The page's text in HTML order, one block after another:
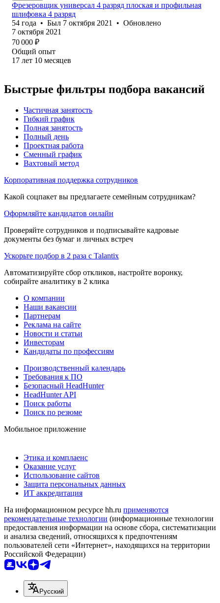
Фрезеровщик универсал 4 разряд плоская и профильная
шлифовка 4 разряд
54 года • Был 7 октября 2021 • Обновлено
7 октября 2021
70 000 ₽
Общий опыт
17 лет 10 месяцев
Быстрые фильтры подбора вакансий
Частичная занятость
Гибкий график
Полная занятость
Полный день
Проектная работа
Сменный график
Вахтовый метод
Корпоративная поддержка сотрудников
Какой соцпакет вы предлагаете семейным сотрудникам?
Оформляйте кандидатов онлайн
Проверяйте сотрудников и подписывайте кадровые
документы без бумаг и личных встреч
Ускорьте подбор в 2 раза с Talantix
Автоматизируйте сбор откликов, настройте воронку,
собирайте аналитику в 2 клика
О компании
Наши вакансии
Партнерам
Реклама на сайте
Новости и статьи
Инвесторам
Кандидаты по профессиям
Производственный календарь
Требования к ПО
Безопасный HeadHunter
HeadHunter API
Поиск работы
Поиск по резюме
Мобильное приложение
Этика и комплаенс
Оказание услуг
Использование сайтов
Защита персональных данных
ИТ аккредитация
На информационном ресурсе hh.ru применяются
рекомендательные технологии (информационные технологии
предоставления информации на основе сбора, систематизации
и анализа сведений, относящихся к предпочтениям
пользователей сети «Интернет», находящихся на территории
Российской Федерации)
Русский